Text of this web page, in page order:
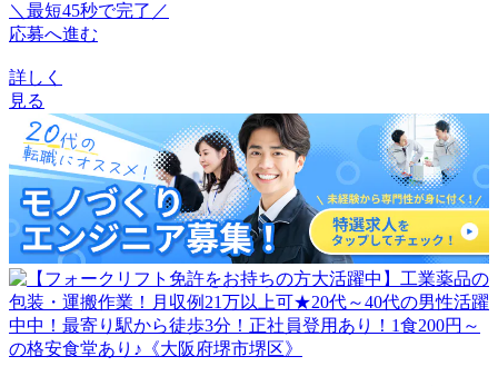
＼最短45秒で完了／
応募へ進む
詳しく
見る